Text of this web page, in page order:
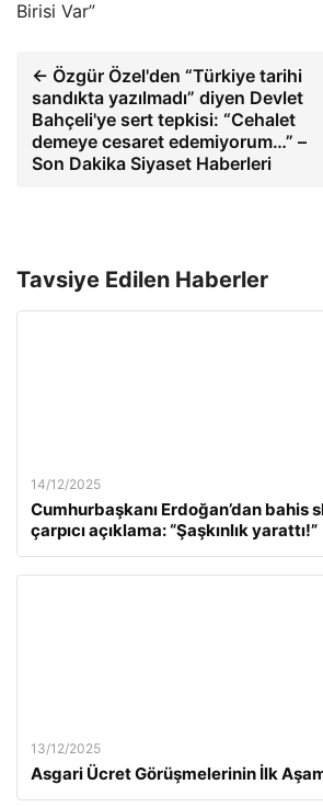
Birisi Var”
← Özgür Özel'den “Türkiye tarihi
sandıkta yazılmadı” diyen Devlet
Bahçeli'ye sert tepkisi: “Cehalet
demeye cesaret edemiyorum…” –
Son Dakika Siyaset Haberleri
Tavsiye Edilen Haberler
14/12/2025
Cumhurbaşkanı Erdoğan’dan bahis
çarpıcı açıklama: “Şaşkınlık yarattı!”
13/12/2025
Asgari Ücret Görüşmelerinin İlk